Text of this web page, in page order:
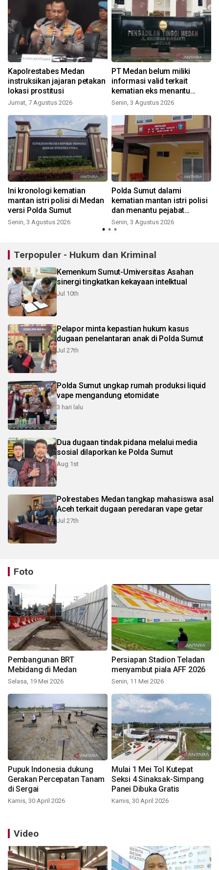
Kapolrestabes Medan
instruksikan jajaran petakan
lokasi prostitusi
Jumat, 7 Agustus 2026
PT Medan belum miliki
informasi valid terkait
kematian eks menantu
mantan pejabat
Senin, 3 Agustus 2026
Ini kronologi kematian
mantan istri polisi di Medan
versi Polda Sumut
Senin, 3 Agustus 2026
Polda Sumut dalami
kematian mantan istri polisi
dan menantu pejabat
kepaniteraan PT Medan
Senin, 3 Agustus 2026
Terpopuler - Hukum dan Kriminal
Kemenkum Sumut-Umiversitas Asahan
sinergi tingkatkan kekayaan intelktual
Jul 10th
Pelapor minta kepastian hukum kasus
dugaan penelantaran anak di Polda Sumut
Jul 27th
Polda Sumut ungkap rumah produksi liquid
vape mengandung etomidate
3 hari lalu
Dua dugaan tindak pidana melalui media
sosial dilaporkan ke Polda Sumut
Aug 1st
Polrestabes Medan tangkap mahasiswa asal
Aceh terkait dugaan peredaran vape getar
Jul 27th
Foto
Pembangunan BRT
Mebidang di Medan
Selasa, 19 Mei 2026
Persiapan Stadion Teladan
menyambut piala AFF 2026
Senin, 11 Mei 2026
Pupuk Indonesia dukung
Gerakan Percepatan Tanam
di Sergai
Kamis, 30 April 2026
Mulai 1 Mei Tol Kutepat
Seksi 4 Sinaksak-Simpang
Panei Dibuka Gratis
Kamis, 30 April 2026
Video